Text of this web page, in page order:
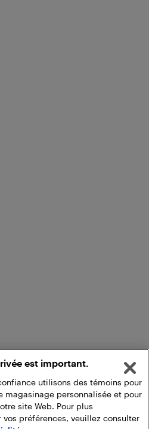
est important.
utilisons des témoins pour
magasinage personnalisée et pour
site Web. Pour plus
préférences, veuillez consulter